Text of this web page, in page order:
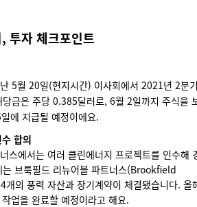
투자 체크포인트
5월 20일(현지시간) 이사회에서 2021년 2분
당금은 주당 0.385달러로, 6월 2일까지 주식을
에 지급될 예정이에요.
합의
스에서는 여러 클린에너지 프로젝트를 인수해
는 브룩필드 리뉴어블 파트너스(Brookfield
의 풍력 자산과 장기계약이 체결됐습니다. 올
업을 완료할 예정이라고 해요.